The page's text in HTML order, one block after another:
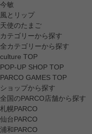
今敏
風とリップ
天使のたまご
カテゴリーから探す
全カテゴリーから探す
culture TOP
POP-UP SHOP TOP
PARCO GAMES TOP
ショップから探す
全国のPARCO店舗から探す
札幌PARCO
仙台PARCO
浦和PARCO